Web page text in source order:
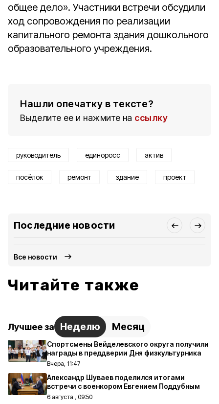
общее дело». Участники встречи обсудили
ход сопровождения по реализации
капитального ремонта здания дошкольного
образовательного учреждения.
Нашли опечатку в тексте?
Выделите ее и нажмите на ссылку
руководитель единоросс актив
посёлок ремонт здание проект
Последние новости
Все новости
Читайте также
Лучшее за Неделю Месяц
Спортсмены Вейделевского округа получили
награды в преддверии Дня физкультурника
Вчера, 11:47
Александр Шуваев поделился итогами
встречи с военкором Евгением Поддубным
6 августа , 09:50